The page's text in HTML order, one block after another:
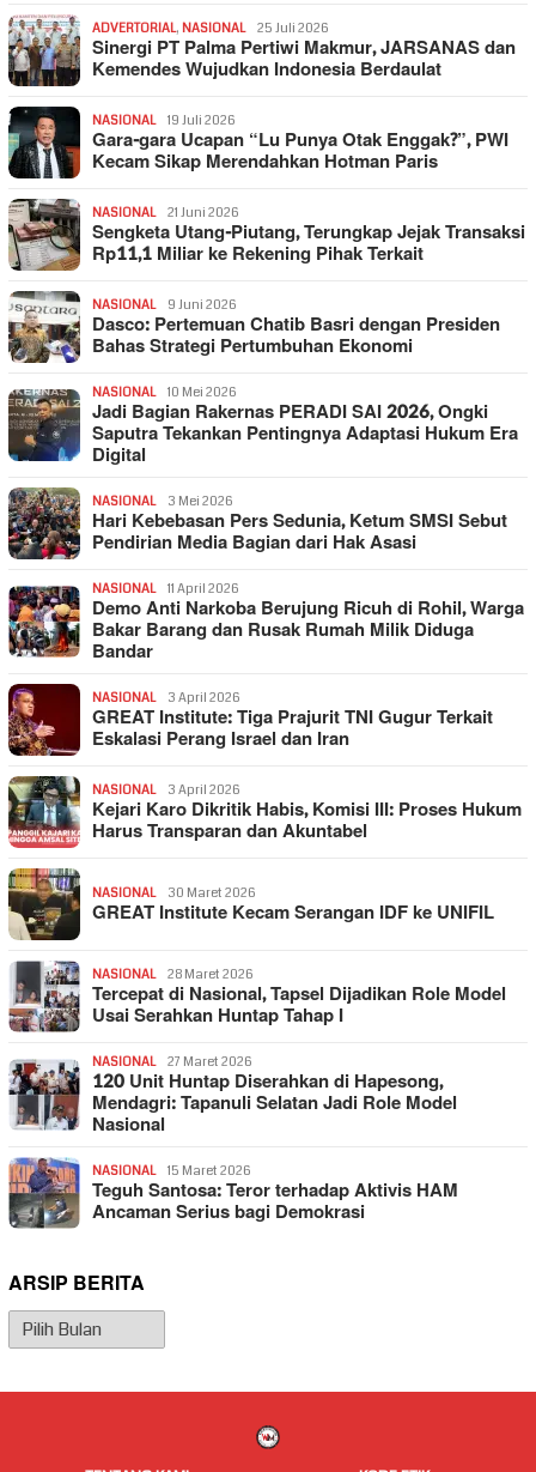
ADVERTORIAL, NASIONAL 25 Juli 2026
Sinergi PT Palma Pertiwi Makmur, JARSANAS dan
Kemendes Wujudkan Indonesia Berdaulat
NASIONAL 19 Juli 2026
Gara-gara Ucapan “Lu Punya Otak Enggak?”, PWI
Kecam Sikap Merendahkan Hotman Paris
NASIONAL 21 Juni 2026
Sengketa Utang-Piutang, Terungkap Jejak Transaksi
Rp11,1 Miliar ke Rekening Pihak Terkait
NASIONAL 9 Juni 2026
Dasco: Pertemuan Chatib Basri dengan Presiden
Bahas Strategi Pertumbuhan Ekonomi
NASIONAL 10 Mei 2026
Jadi Bagian Rakernas PERADI SAI 2026, Ongki
Saputra Tekankan Pentingnya Adaptasi Hukum Era
Digital
NASIONAL 3 Mei 2026
Hari Kebebasan Pers Sedunia, Ketum SMSI Sebut
Pendirian Media Bagian dari Hak Asasi
NASIONAL 11 April 2026
Demo Anti Narkoba Berujung Ricuh di Rohil, Warga
Bakar Barang dan Rusak Rumah Milik Diduga
Bandar
NASIONAL 3 April 2026
GREAT Institute: Tiga Prajurit TNI Gugur Terkait
Eskalasi Perang Israel dan Iran
NASIONAL 3 April 2026
Kejari Karo Dikritik Habis, Komisi III: Proses Hukum
Harus Transparan dan Akuntabel
NASIONAL 30 Maret 2026
GREAT Institute Kecam Serangan IDF ke UNIFIL
NASIONAL 28 Maret 2026
Tercepat di Nasional, Tapsel Dijadikan Role Model
Usai Serahkan Huntap Tahap I
NASIONAL 27 Maret 2026
120 Unit Huntap Diserahkan di Hapesong,
Mendagri: Tapanuli Selatan Jadi Role Model
Nasional
NASIONAL 15 Maret 2026
Teguh Santosa: Teror terhadap Aktivis HAM
Ancaman Serius bagi Demokrasi
ARSIP BERITA
Arsip
Berita